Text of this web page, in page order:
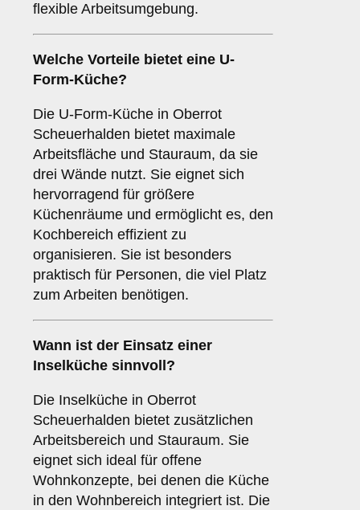
flexible Arbeitsumgebung.
Welche Vorteile bietet eine U-
Form-Küche?
Die U-Form-Küche in Oberrot
Scheuerhalden bietet maximale
Arbeitsfläche und Stauraum, da sie
drei Wände nutzt. Sie eignet sich
hervorragend für größere
Küchenräume und ermöglicht es, den
Kochbereich effizient zu
organisieren. Sie ist besonders
praktisch für Personen, die viel Platz
zum Arbeiten benötigen.
Wann ist der Einsatz einer
Inselküche sinnvoll?
Die Inselküche in Oberrot
Scheuerhalden bietet zusätzlichen
Arbeitsbereich und Stauraum. Sie
eignet sich ideal für offene
Wohnkonzepte, bei denen die Küche
in den Wohnbereich integriert ist. Die